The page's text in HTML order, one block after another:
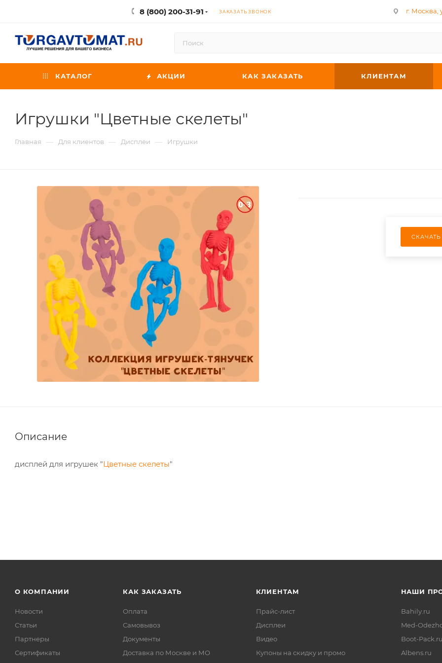
8 (800) 200-31-91 ЗАКАЗАТЬ ЗВОНОК г. Москва,
КАТАЛОГ АКЦИИ КАК ЗАКАЗАТЬ КЛИЕНТАМ
Игрушки "Цветные скелеты"
Главная — Для клиентов — Дисплеи — Игрушки
Описание
дисплей для игрушек "Цветные скелеты"
О КОМПАНИИ
Новости
Статьи
Партнеры
Сертификаты
КАК ЗАКАЗАТЬ
Оплата
Самовывоз
Документы
Доставка по Москве и МО
КЛИЕНТАМ
Прайс-лист
Дисплеи
Видео
Купоны на скидку и промо
НАШИ
Bahily.ru
Med-
Boot-Pack.ru
Albens.ru